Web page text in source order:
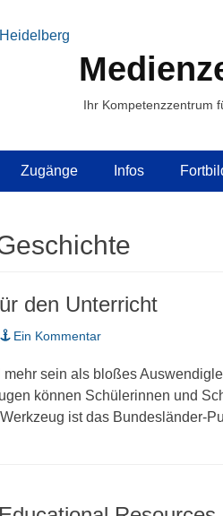
Ihr Kompetenzzentrum
Zugänge Infos
den Unterricht
Ein Kommentar
sein als bloßes
können Schülerinnen und
ist das Bundesländer-